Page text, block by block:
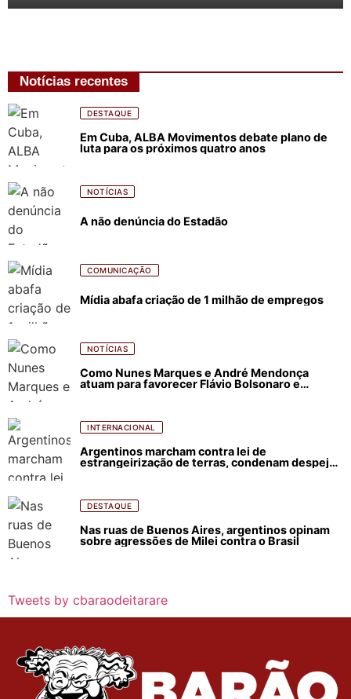
Notícias recentes
DESTAQUE
Em Cuba, ALBA Movimentos debate plano de
luta para os próximos quatro anos
NOTÍCIAS
A não denúncia do Estadão
COMUNICAÇÃO
Mídia abafa criação de 1 milhão de empregos
NOTÍCIAS
Como Nunes Marques e André Mendonça
atuam para favorecer Flávio Bolsonaro e
INTERNACIONAL
Argentinos marcham contra lei de
estrangeirização de terras, condenam despejos
DESTAQUE
Nas ruas de Buenos Aires, argentinos opinam
sobre agressões de Milei contra o Brasil
Tweets by cbaraodeitarare